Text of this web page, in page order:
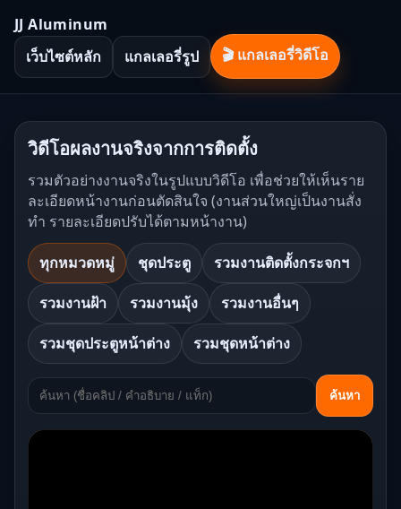
JJ Aluminum
เว็บไซต์หลัก
แกลเลอรี่รูป 🎬 แกลเลอรี่วิดีโอ
วิดีโอผลงานจริงจากการติดตั้ง
รวมตัวอย่างงานจริงในรูปแบบวิดีโอ เพื่อช่วยให้เห็นราย
ละเอียดหน้างานก่อนตัดสินใจ (งานส่วนใหญ่เป็นงานสั่ง
ทำ รายละเอียดปรับได้ตามหน้างาน)
ทุกหมวดหมู่ ชุดประตู รวมงานติดตั้งกระจกฯ
รวมงานฝ้า รวมงานมุ้ง รวมงานอื่นๆ
รวมชุดประตูหน้าต่าง รวมชุดหน้าต่าง
ค้นหา